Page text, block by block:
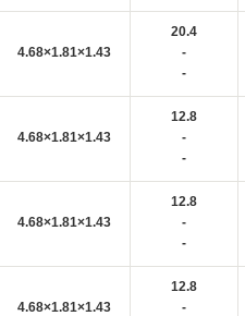
4.68×1.81×1.43
20.4
-
-
4.68×1.81×1.43
12.8
-
-
4.68×1.81×1.43
12.8
-
-
4.68×1.81×1.43
12.8
-